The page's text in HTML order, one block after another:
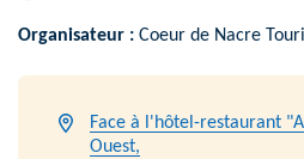
Organisateur : Coeur de Nacre
Face à l'hôtel-restaurant
Ouest,